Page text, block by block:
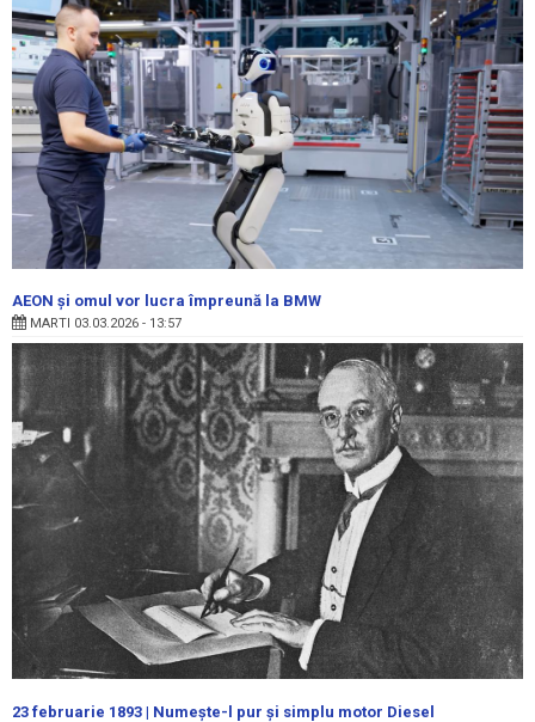
AEON și omul vor lucra împreună la BMW
MARTI 03.03.2026 - 13:57
23 februarie 1893 | Numeşte-l pur şi simplu motor Diesel